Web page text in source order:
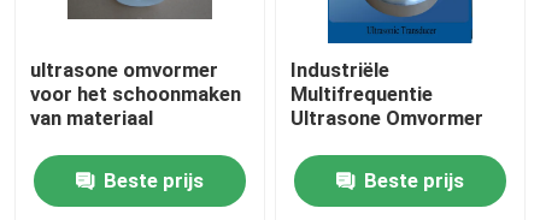
ultrasone omvormer
voor het schoonmaken
van materiaal
Beste prijs
Industriële
Multifrequentie
Ultrasone Omvormer
Beste prijs